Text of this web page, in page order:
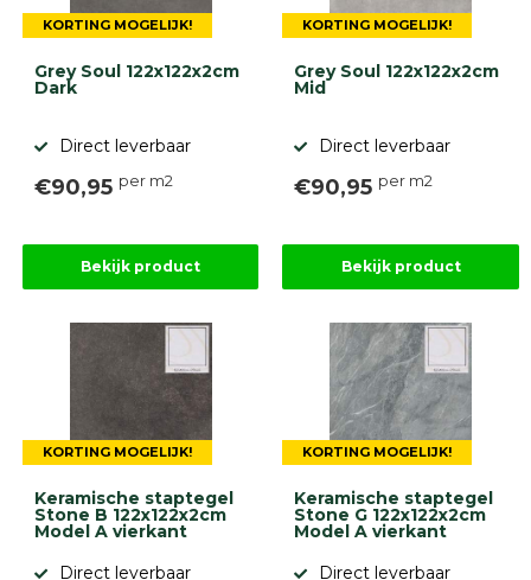
bestrating
Sierbestrating
bestrating
bestrating
Muurelementen
Straatklinkers
Opsluitbanden
Betonbanden
Palissades
Afwatering
diversen
Beplantings
betonelementen
KORTING MOGELIJK!
Grey Soul 122x122x2cm
Dark
Direct leverbaar
€90,95 per m2
Bekijk product
KORTING MOGELIJK!
Grey Soul 122x122x2cm
Mid
Direct leverbaar
€90,95 per m2
Bekijk product
KORTING MOGELIJK!
Keramische staptegel
Stone B 122x122x2cm
Model A vierkant
Direct leverbaar
KORTING MOGELIJK!
Keramische staptegel
Stone G 122x122x2cm
Model A vierkant
Direct leverbaar